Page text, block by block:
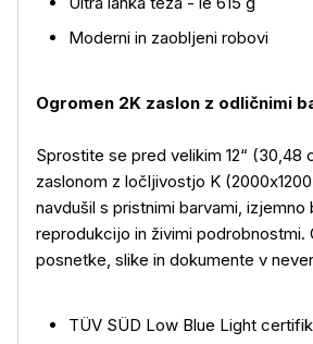
Moderni in zaobljeni robovi
Ogromen 2K zaslon z odličnimi
Sprostite se pred velikim 12“ (30,48
zaslonom z ločljivostjo K
navdušil s pristnimi barvami, izjemno
reprodukcijo in živimi podrobnostmi.
posnetke, slike in dokumente v
TÜV SÜD Low Blue Light